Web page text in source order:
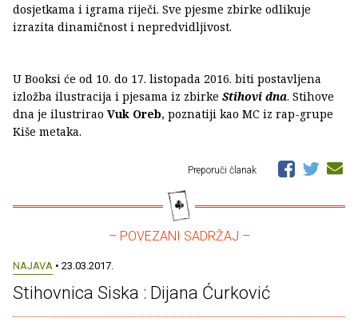
dosjetkama i igrama riječi. Sve pjesme zbirke odlikuje
izrazita dinamičnost i nepredvidljivost.
U Booksi će od 10. do 17. listopada 2016. biti postavljena
izložba ilustracija i pjesama iz zbirke Stihovi dna. Stihove
dna je ilustrirao Vuk Oreb, poznatiji kao MC iz rap-grupe
Kiše metaka.
Preporuči članak
– POVEZANI SADRŽAJ –
NAJAVA • 23.03.2017.
Stihovnica Siska : Dijana Ćurković